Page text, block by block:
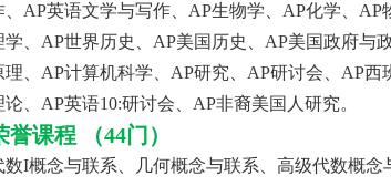
、AP英语文学与写作、AP生物学、AP化学、
学、AP世界历史、AP美国历史、AP美国政府与
理、AP计算机科学、AP研究、AP研讨会、AP
论、AP英语10:研讨会、AP非裔美国人研究。
誉课程 （44门）
数I概念与联系、几何概念与联系、高级代数概